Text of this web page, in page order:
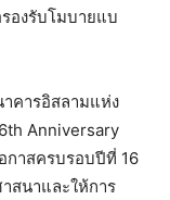
องรับโมบายแบ
คารอิสลามแห่ง
Anniversary
กาสครบรอบปีที่ 16
สนาและให้การ